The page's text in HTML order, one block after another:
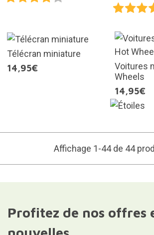
Télécran miniature
14,95€
Voitures
Wheels
14,95€
Affichage 1-44 de 44
Profitez de nos offres